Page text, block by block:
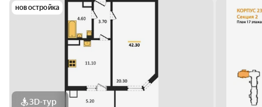
новостройка
3D-тур